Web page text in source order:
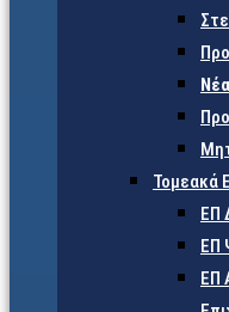
Τομεακά
ΕΠ
ΕΠ
ΕΠ